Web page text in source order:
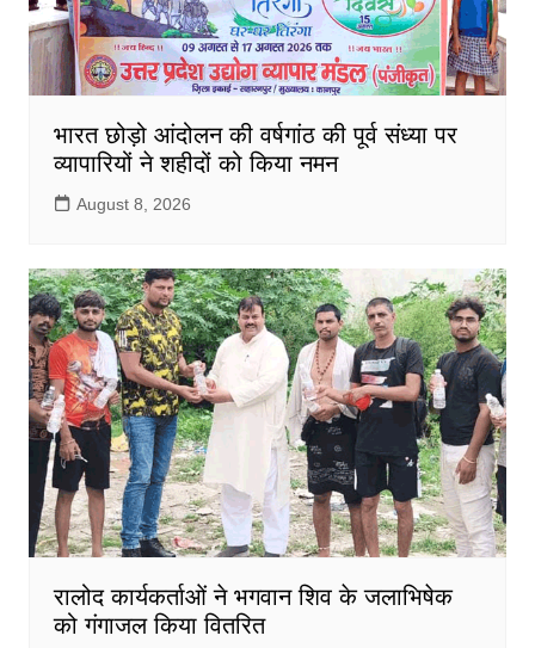
भारत छोड़ो आंदोलन की वर्षगांठ की पूर्व संध्या पर
व्यापारियों ने शहीदों को किया नमन
August 8, 2026
रालोद कार्यकर्ताओं ने भगवान शिव के जलाभिषेक
को गंगाजल किया वितरित